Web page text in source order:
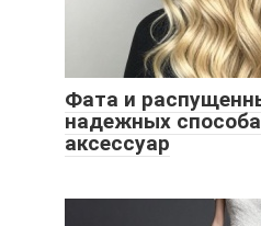
Фата и
надежных
аксессуар